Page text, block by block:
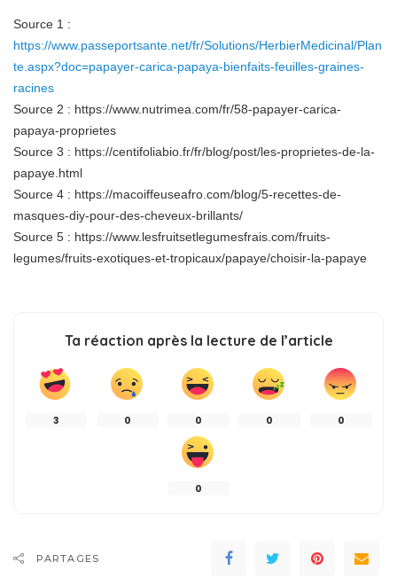
Source 1 :
https://www.passeportsante.net/fr/Solutions/HerbierMedicinal/Plan
te.aspx?doc=papayer-carica-papaya-bienfaits-feuilles-graines-
racines
Source 2 : https://www.nutrimea.com/fr/58-papayer-carica-
papaya-proprietes
Source 3 : https://centifoliabio.fr/fr/blog/post/les-proprietes-de-la-
papaye.html
Source 4 : https://macoiffeuseafro.com/blog/5-recettes-de-
masques-diy-pour-des-cheveux-brillants/
Source 5 : https://www.lesfruitsetlegumesfrais.com/fruits-
legumes/fruits-exotiques-et-tropicaux/papaye/choisir-la-papaye
Ta réaction après la lecture de l’article
3 0 0 0 0
0
PARTAGES